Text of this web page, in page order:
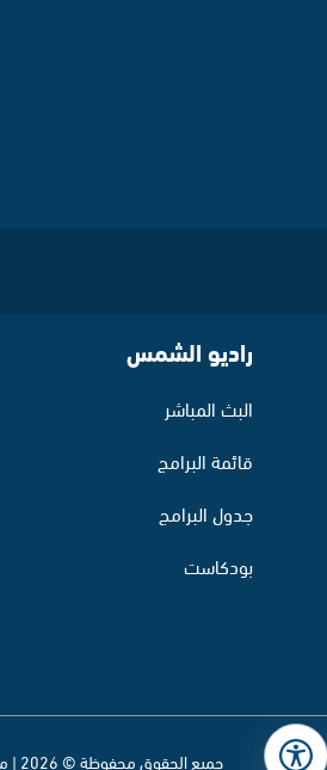
راديو الشمس
البث المباشر
قائمة البرامج
جدول البرامج
بودكاست
جميع الحقوق محفوظة © 2026 | موقع الشمس